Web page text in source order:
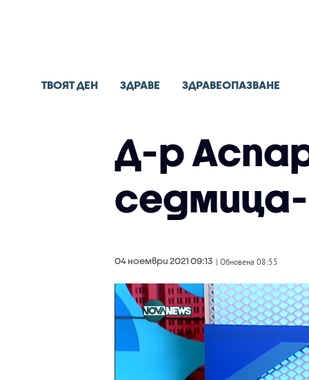
ТВОЯТ ДЕН ЗДРАВЕ ЗДРАВЕОПАЗВАНЕ
Д-р
04 ноември 2021 09:13 | Обновена 08:55